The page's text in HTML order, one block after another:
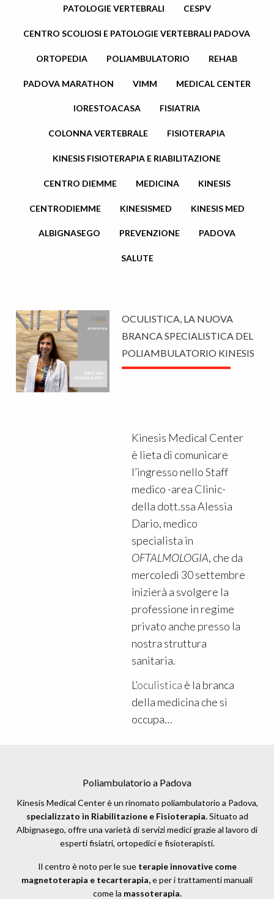
PATOLOGIE VERTEBRALI CESPV
CENTRO SCOLIOSI E PATOLOGIE VERTEBRALI PADOVA
ORTOPEDIA POLIAMBULATORIO REHAB
PADOVA MARATHON VIMM MEDICAL CENTER
IORESTOACASA FISIATRIA
COLONNA VERTEBRALE FISIOTERAPIA
KINESIS FISIOTERAPIA E RIABILITAZIONE
CENTRO DIEMME MEDICINA KINESIS
CENTRODIEMME KINESISMED KINESIS MED
ALBIGNASEGO PREVENZIONE PADOVA
SALUTE
OCULISTICA, LA NUOVA
BRANCA SPECIALISTICA DEL
POLIAMBULATORIO KINESIS
Kinesis Medical Center
è lieta di comunicare
l’ingresso nello Staff
medico -area Clinic-
della dott.ssa Alessia
Dario, medico
specialista in
OFTALMOLOGIA, che da
mercoledì 30 settembre
inizierà a svolgere la
professione in regime
privato anche presso la
nostra struttura
sanitaria.
L’oculistica è la branca
della medicina che si
occupa…
Poliambulatorio a Padova
Kinesis Medical Center è un rinomato poliambulatorio a Padova,
specializzato in Riabilitazione e Fisioterapia.Situato ad
Albignasego, offre una varietà di servizi medici grazie al lavoro di
esperti fisiatri, ortopedici e fisioterapisti.
Il centro è noto per le sue terapie innovative come
magnetoterapia e tecarterapia,e per i trattamenti manuali
come la massoterapia.